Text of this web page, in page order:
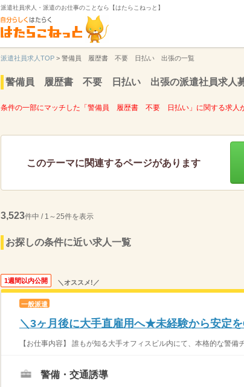
派遣社員求人・派遣のお仕事のことなら【はたらこねっと】
派遣社員求人TOP > 警備員 履歴書 不要 日払い 出張の一覧
警備員 履歴書 不要 日払い 出張の派遣社員求人
条件の一部にマッチした「警備員 履歴書 不要 日払い」に関する求人が
このテーマに関連するページがあります
3,523件中 / 1～25件を表示
お探しの条件に近い求人一覧
1週間以内公開 ＼オススメ!／
一般派遣
＼3ヶ月後に大手直雇用へ★未経験から安定を
【お仕事内容】 誰もが知る大手オフィスビル内にて、本格的な警
警備・交通誘導